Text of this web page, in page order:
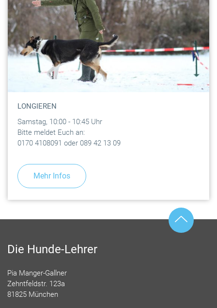
LONGIEREN
Samstag, 10:00 - 10:45 Uhr
Bitte meldet Euch an:
0170 4108091 oder 089 42 13 09
Mehr Infos
Die Hunde-Lehrer
Pia Manger-Gallner
Zehntfeldstr. 123a
81825 München